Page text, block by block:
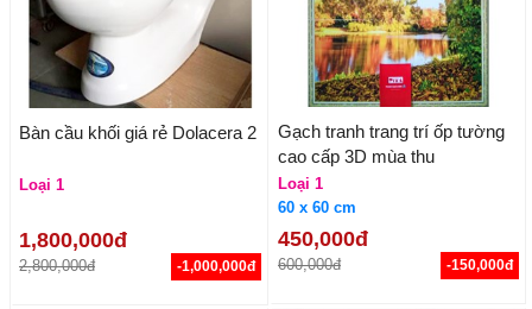
Bàn cầu khối giá rẻ Dolacera 2
Loại 1
1,800,000đ
2,800,000đ -1,000,000đ
Gạch tranh trang trí ốp tường
cao cấp 3D mùa thu
Loại 1
60 x 60 cm
450,000đ
600,000đ -150,000đ